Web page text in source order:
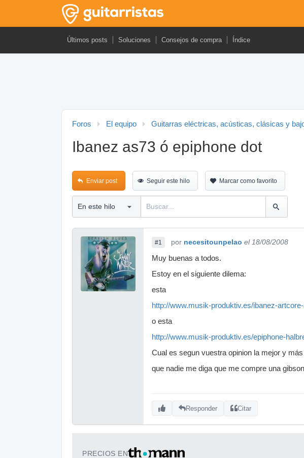
Últimos posts Soluciones Consejos de compra Índice
Foros El equipo Guitarras eléctricas, acústicas, clásicas y
Ibanez as73 ó epiphone dot
Enviar post Seguir este hilo Marcar como favorito
#1 por necesitounpelao el 18/08/2008
Muy buenas a todos.
Estoy en el siguiente dilema:
esta
http://www.musik-produktiv.es/ibanez-
o esta
http://www.musik-produktiv.es/epiphone-
Cual es segun vuestra opinion la mejor y
que nadie me diga que me compre una
Responder Citar
PRECIOS EN